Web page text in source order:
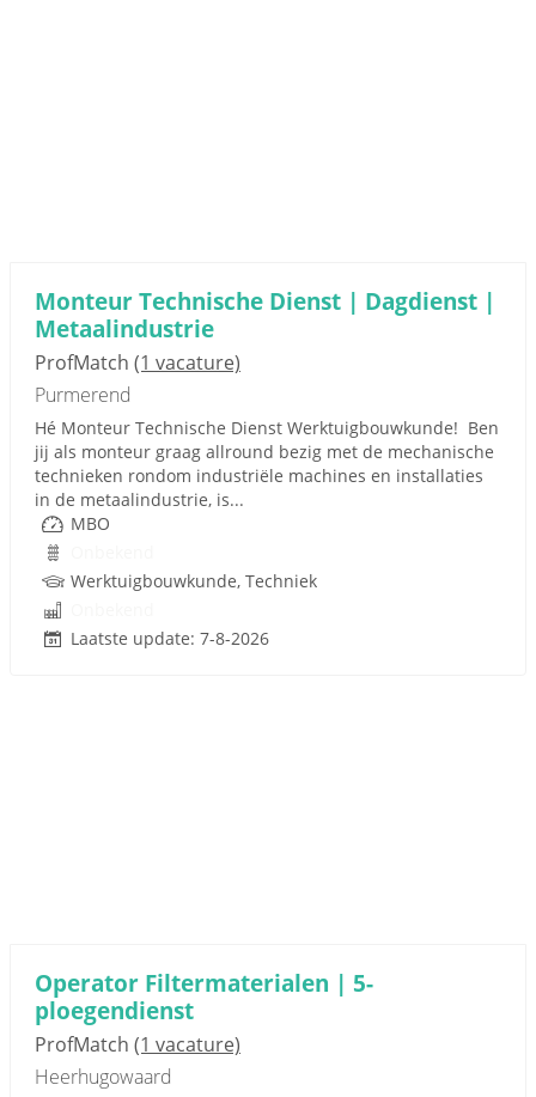
Monteur Technische Dienst | Dagdienst |
Metaalindustrie
ProfMatch (1 vacature)
Purmerend
Hé Monteur Technische Dienst Werktuigbouwkunde! Ben
jij als monteur graag allround bezig met de mechanische
technieken rondom industriële machines en installaties
in de metaalindustrie, is...
MBO
Werktuigbouwkunde, Techniek
Laatste update: 7-8-2026
Operator Filtermaterialen | 5-
ploegendienst
ProfMatch (1 vacature)
Heerhugowaard